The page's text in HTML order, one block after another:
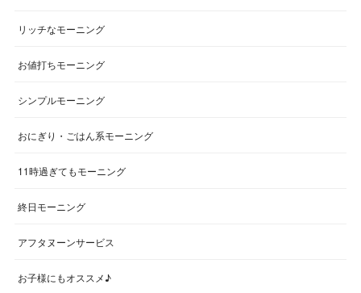
リッチなモーニング
お値打ちモーニング
シンプルモーニング
おにぎり・ごはん系モーニング
11時過ぎてもモーニング
終日モーニング
アフタヌーンサービス
お子様にもオススメ♪